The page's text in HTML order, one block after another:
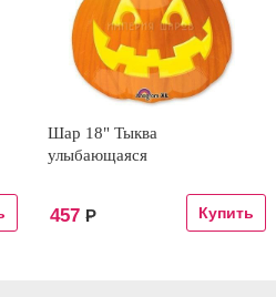
Шар 18" Тыква
улыбающаяся
457 Р